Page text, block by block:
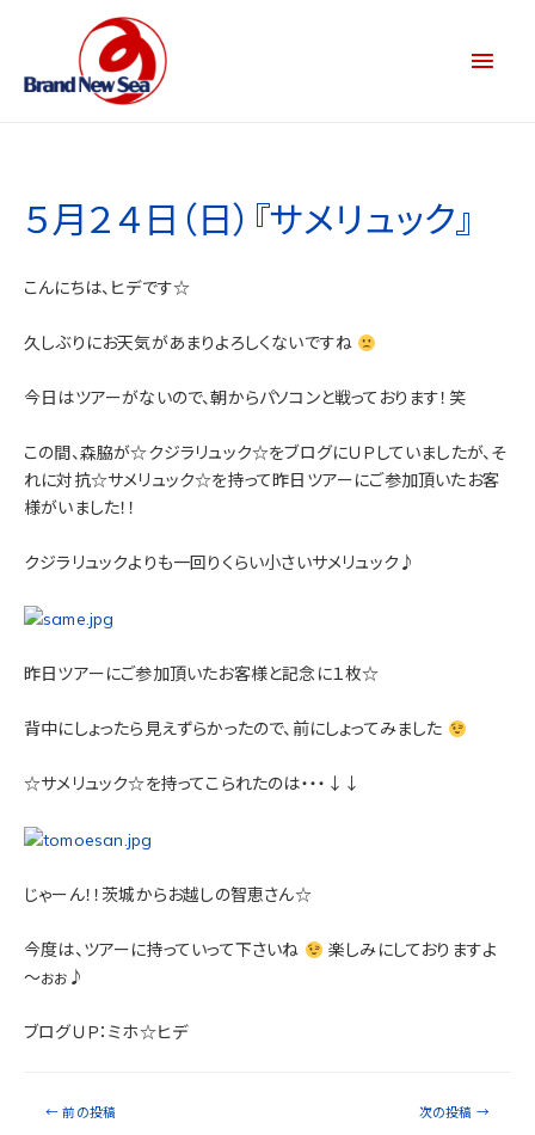
５月２４日（日）『サメリュック』
こんにちは、ヒデです☆
久しぶりにお天気があまりよろしくないですね
今日はツアーがないので、朝からパソコンと戦っております！笑
この間、森脇が☆クジラリュック☆をブログにＵＰしていましたが、そ
れに対抗☆サメリュック☆を持って昨日ツアーにご参加頂いたお客
様がいました！！
クジラリュックよりも一回りくらい小さいサメリュック♪
昨日ツアーにご参加頂いたお客様と記念に１枚☆
背中にしょったら見えずらかったので、前にしょってみました
☆サメリュック☆を持ってこられたのは・・・↓↓
じゃーん！！茨城からお越しの智恵さん☆
今度は、ツアーに持っていって下さいね
楽しみにしておりますよ
～ぉぉ♪
ブログＵＰ：ミホ☆ヒデ
← 前の投稿 次の投稿 →